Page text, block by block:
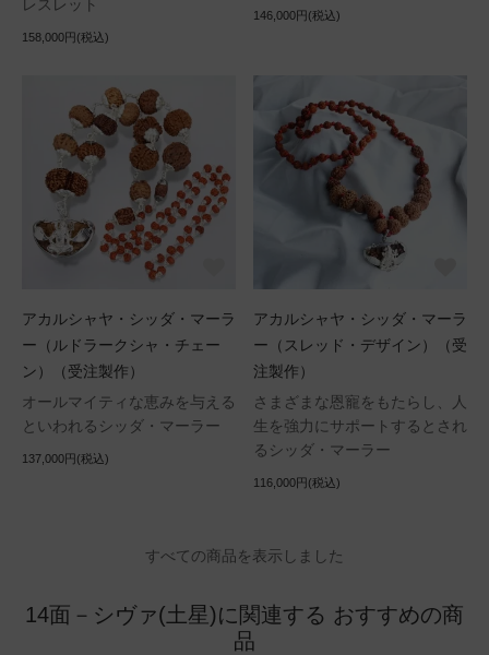
レスレット
158,000円(税込)
146,000円(税込)
アカルシャヤ・シッダ・マーラ
ー（ルドラークシャ・チェー
ン）（受注製作）
オールマイティな恵みを与える
といわれるシッダ・マーラー
137,000円(税込)
アカルシャヤ・シッダ・マーラ
ー（スレッド・デザイン）（受
注製作）
さまざまな恩寵をもたらし、人
生を強力にサポートするとされ
るシッダ・マーラー
116,000円(税込)
すべての商品を表示しました
14面－シヴァ(土星)に関連する おすすめの商
品